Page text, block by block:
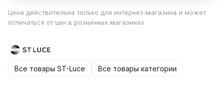
Цена действительна только для интернет-магазина и может
отличаться от цен в розничных магазинах
Все товары ST-Luce Все товары категории